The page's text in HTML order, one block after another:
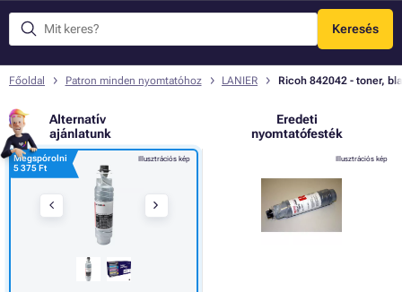
Keresés
Menü
Főoldal Patron minden nyomtatóhoz LANIER Ricoh 842042 - toner,
Alternatív
ajánlatunk
Eredeti
nyomtatófesték
Illusztrációs kép
Illusztrációs kép
Megspórolni
5 375 Ft